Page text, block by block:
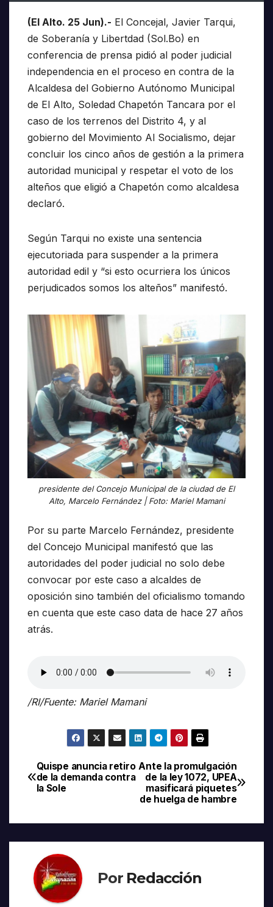
(El Alto. 25 Jun).- El Concejal, Javier Tarqui,
de Soberanía y Libertdad (Sol.Bo) en
conferencia de prensa pidió al poder judicial
independencia en el proceso en contra de la
Alcaldesa del Gobierno Autónomo Municipal
de El Alto, Soledad Chapetón Tancara por el
caso de los terrenos del Distrito 4, y al
gobierno del Movimiento Al Socialismo, dejar
concluir los cinco años de gestión a la primera
autoridad municipal y respetar el voto de los
alteños que eligió a Chapetón como alcaldesa
declaró.
Según Tarqui no existe una sentencia
ejecutoriada para suspender a la primera
autoridad edil y “si esto ocurriera los únicos
perjudicados somos los alteños” manifestó.
presidente del Concejo Municipal de la ciudad de El
Alto, Marcelo Fernández | Foto: Mariel Mamani
Por su parte Marcelo Fernández, presidente
del Concejo Municipal manifestó que las
autoridades del poder judicial no solo debe
convocar por este caso a alcaldes de
oposición sino también del oficialismo tomando
en cuenta que este caso data de hace 27 años
atrás.
/RI/Fuente: Mariel Mamani
Navegación
de
entradas
Ante la promulgación
de la ley 1072, UPEA
masificará piquetes
de huelga de hambre
Quispe anuncia retiro
de la demanda contra
la Sole
Por Redacción